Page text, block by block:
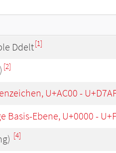
Ddelt[1]
[2]
U+AC00 -
Basis-Ebene, U+0000 -
[4]